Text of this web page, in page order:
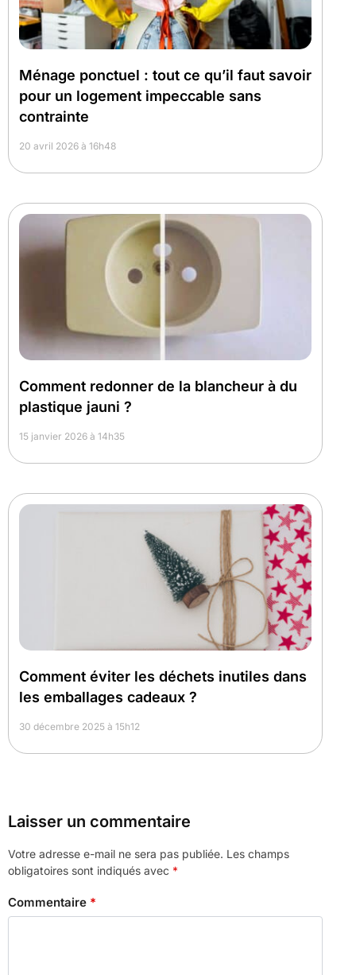
Ménage ponctuel : tout ce qu’il faut savoir
pour un logement impeccable sans
contrainte
20 avril 2026 à 16h48
Comment redonner de la blancheur à du
plastique jauni ?
15 janvier 2026 à 14h35
Comment éviter les déchets inutiles dans
les emballages cadeaux ?
30 décembre 2025 à 15h12
Laisser un commentaire
Votre adresse e-mail ne sera pas publiée. Les champs
obligatoires sont indiqués avec *
Commentaire *